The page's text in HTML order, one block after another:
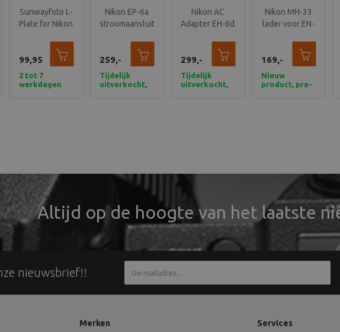
Sunwayfoto L-
Plate for Nikon
99,95
2 tot 7
werkdagen
Nikon EP-6a
stroomaansluiting
259,-
Tijdelijk
uitverkocht,
Nikon AC
Adapter EH-6d
299,-
Tijdelijk
uitverkocht,
Nikon MH-33
lader voor EN-
169,-
Nieuw
product, pre-
Altijd op de hoogte van het laatste
nieuwsbrief!!
Merken Services